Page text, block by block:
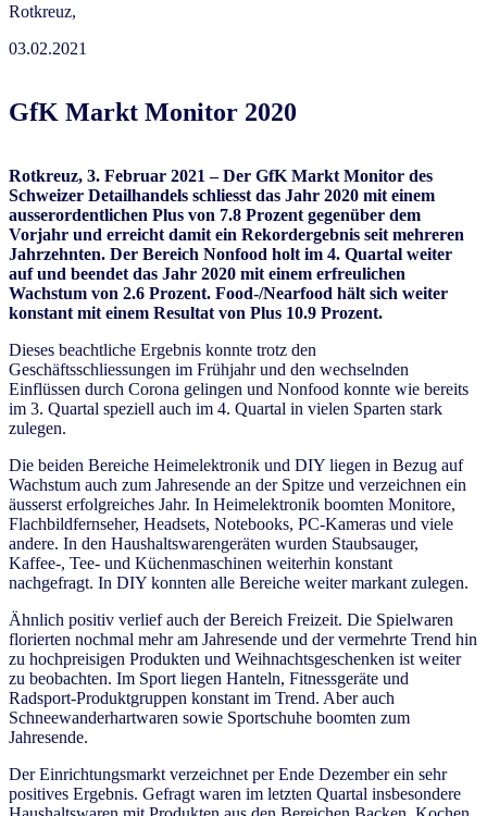
Rotkreuz,
03.02.2021
GfK Markt Monitor 2020
Rotkreuz, 3. Februar 2021 –Der GfK Markt Monitor des
Schweizer Detailhandels schliesst das Jahr 2020 mit einem
ausserordentlichen Plus von 7.8 Prozent gegenüber dem
Vorjahr und erreicht damit ein Rekordergebnis seit mehreren
Jahrzehnten. Der Bereich Nonfood holt im 4. Quartal weiter
auf und beendet das Jahr 2020 mit einem erfreulichen
Wachstum von 2.6 Prozent. Food-/Nearfood hält sich weiter
konstant mit einem Resultat von Plus 10.9 Prozent.
Dieses beachtliche Ergebnis konnte trotz den
Geschäftsschliessungen im Frühjahr und den wechselnden
Einflüssen durch Corona gelingen und Nonfood konnte wie bereits
im 3. Quartal speziell auch im 4. Quartal in vielen Sparten stark
zulegen.
Die beiden Bereiche Heimelektronik und DIY liegen in Bezug auf
Wachstum auch zum Jahresende an der Spitze und verzeichnen ein
äusserst erfolgreiches Jahr. In Heimelektronik boomten Monitore,
Flachbildfernseher, Headsets, Notebooks, PC-Kameras und viele
andere. In den Haushaltswarengeräten wurden Staubsauger,
Kaffee-, Tee- und Küchenmaschinen weiterhin konstant
nachgefragt. In DIY konnten alle Bereiche weiter markant zulegen.
Ähnlich positiv verlief auch der Bereich Freizeit. Die Spielwaren
florierten nochmal mehr am Jahresende und der vermehrte Trend hin
zu hochpreisigen Produkten und Weihnachtsgeschenken ist weiter
zu beobachten. Im Sport liegen Hanteln, Fitnessgeräte und
Radsport-Produktgruppen konstant im Trend. Aber auch
Schneewanderhartwaren sowie Sportschuhe boomten zum
Jahresende.
Der Einrichtungsmarkt verzeichnet per Ende Dezember ein sehr
positives Ergebnis. Gefragt waren im letzten Quartal insbesondere